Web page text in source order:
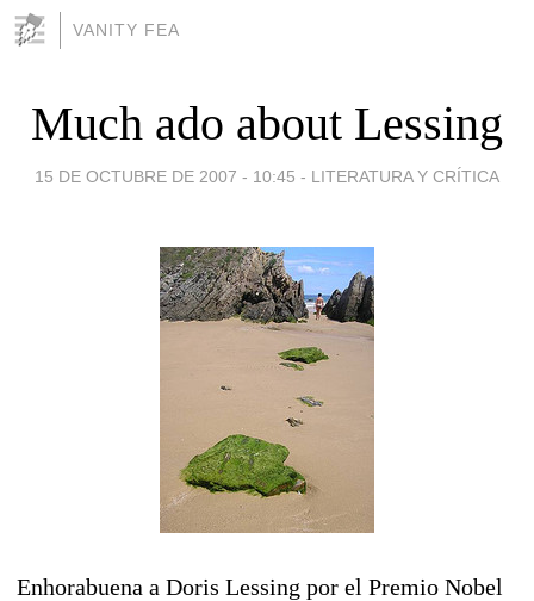
VANITY FEA
Much ado about Lessing
15 DE OCTUBRE DE 2007 - 10:45 - LITERATURA Y CRÍTICA
Enhorabuena a Doris Lessing por el Premio Nobel